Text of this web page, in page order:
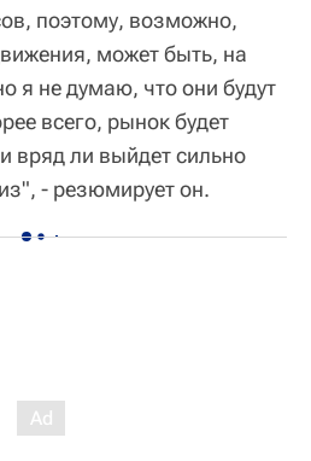
поэтому, возможно,
может быть, на
я не думаю, что они будут
всего, рынок будет
вряд ли выйдет сильно
- резюмирует он.